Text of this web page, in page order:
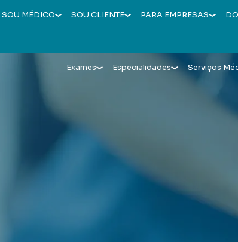
SOU MÉDICO SOU CLIENTE PARA EMPRESAS
Exames Especialidades Serviços